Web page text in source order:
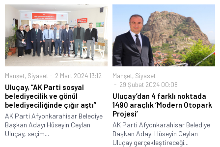
Manşet, Siyaset 2 Mart 2024 13:12
Uluçay, “AK Parti sosyal
belediyecilik ve gönül
belediyeciliğinde çığır aştı”
AK Parti Afyonkarahisar Belediye
Başkan Adayı Hüseyin Ceylan
Uluçay, seçim...
Manşet, Siyaset
29 Şubat 2024 00:08
Uluçay’dan 4 farklı noktada
1490 araçlık ‘Modern Otopark
Projesi’
AK Parti Afyonkarahisar Belediye
Başkan Adayı Hüseyin Ceylan
Uluçay gerçekleştireceği...